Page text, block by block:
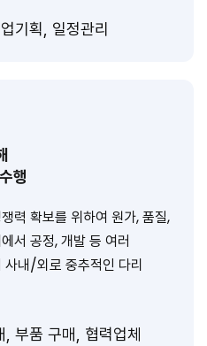
기획, 일정관리
행
력 확보를 위하여 원가, 품질,
서 공정, 개발 등 여러
내/외로 중추적인 다리
부품 구매, 협력업체